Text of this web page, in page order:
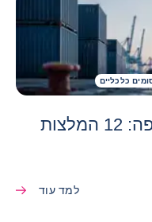
כלכליים
סיכוני אשראי ביצוא לאירופה: 12 המלצות
למד עוד